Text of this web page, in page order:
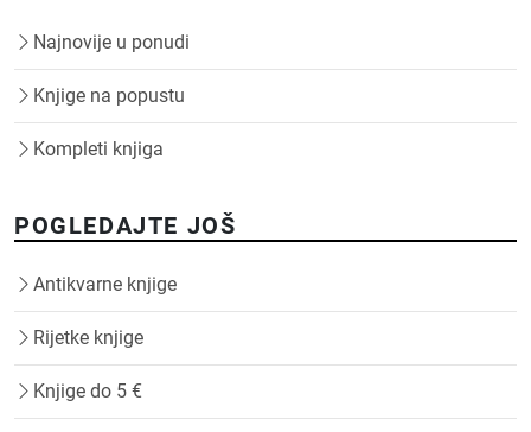
Najnovije u ponudi
Knjige na popustu
Kompleti knjiga
POGLEDAJTE JOŠ
Antikvarne knjige
Rijetke knjige
Knjige do 5 €